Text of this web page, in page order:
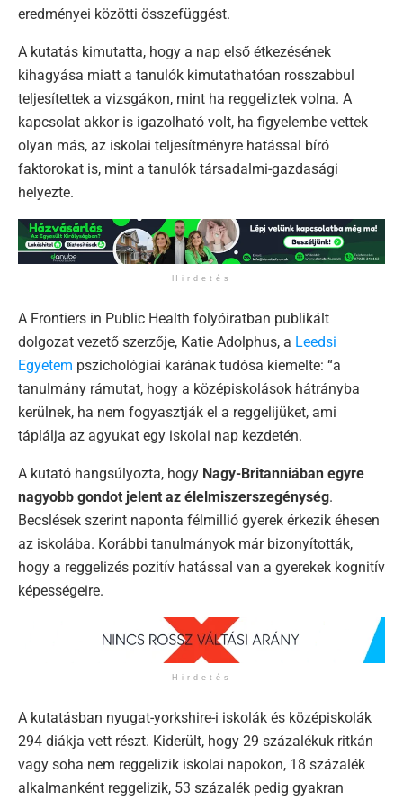
eredményei közötti összefüggést.
A kutatás kimutatta, hogy a nap első étkezésének
kihagyása miatt a tanulók kimutathatóan rosszabbul
teljesítettek a vizsgákon, mint ha reggeliztek volna. A
kapcsolat akkor is igazolható volt, ha figyelembe vettek
olyan más, az iskolai teljesítményre hatással bíró
faktorokat is, mint a tanulók társadalmi-gazdasági
helyezte.
Hirdetés
A Frontiers in Public Health folyóiratban publikált
dolgozat vezető szerzője, Katie Adolphus, a Leedsi
Egyetem pszichológiai karának tudósa kiemelte: “a
tanulmány rámutat, hogy a középiskolások hátrányba
kerülnek, ha nem fogyasztják el a reggelijüket, ami
táplálja az agyukat egy iskolai nap kezdetén.
A kutató hangsúlyozta, hogy Nagy-Britanniában egyre
nagyobb gondot jelent az élelmiszerszegénység.
Becslések szerint naponta félmillió gyerek érkezik éhesen
az iskolába. Korábbi tanulmányok már bizonyították,
hogy a reggelizés pozitív hatással van a gyerekek kognitív
képességeire.
Hirdetés
A kutatásban nyugat-yorkshire-i iskolák és középiskolák
294 diákja vett részt. Kiderült, hogy 29 százalékuk ritkán
vagy soha nem reggelizik iskolai napokon, 18 százalék
alkalmanként reggelizik, 53 százalék pedig gyakran